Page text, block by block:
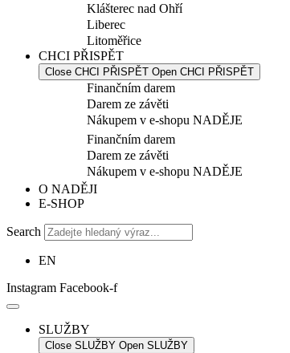
Klášterec nad Ohří
Liberec
Litoměřice
CHCI PŘISPĚT
Close CHCI PŘISPĚT Open CHCI PŘISPĚT
Finančním darem
Darem ze závěti
Nákupem v e-shopu NADĚJE
Finančním darem
Darem ze závěti
Nákupem v e-shopu NADĚJE
O NADĚJI
E-SHOP
Search
EN
Instagram Facebook-f
SLUŽBY
Close SLUŽBY Open SLUŽBY